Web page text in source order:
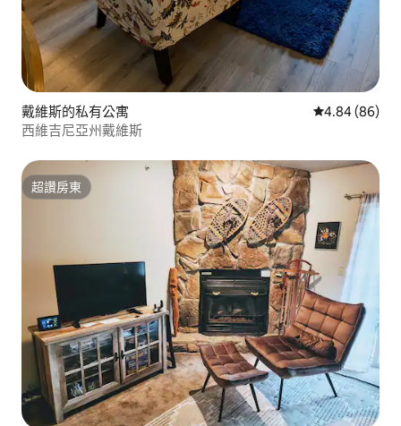
戴維斯的私有公寓 從 86 則評價
4.84 (86)
西維吉尼亞州戴維斯
超讚房東
超讚房東